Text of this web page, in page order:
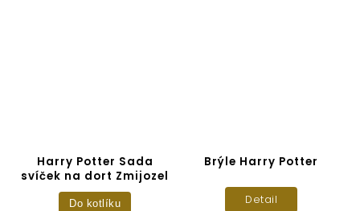
Harry Potter Sada
svíček na dort Zmijozel
Do kotlíku
Brýle Harry Potter
Detail